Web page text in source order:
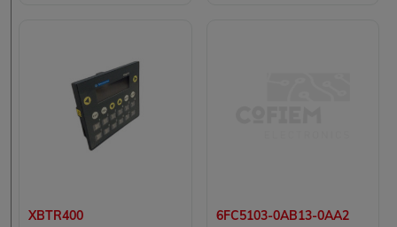
XBTR400
6FC5103-0AB13-0AA2